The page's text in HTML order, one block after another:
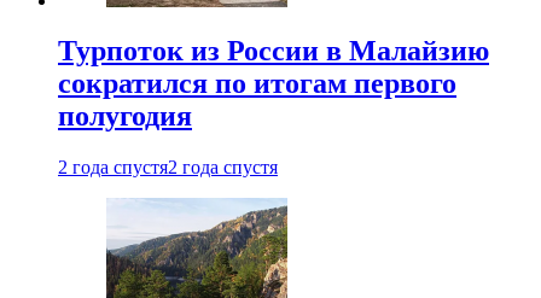
Турпоток из России в Малайзию
сократился по итогам первого
полугодия
2 года спустя2 года спустя